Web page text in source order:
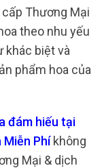
Thương Mại
theo nhu yếu
khác biệt và
phẩm hoa của
đám hiếu tại
Miễn Phíkhông
Mại & dịch